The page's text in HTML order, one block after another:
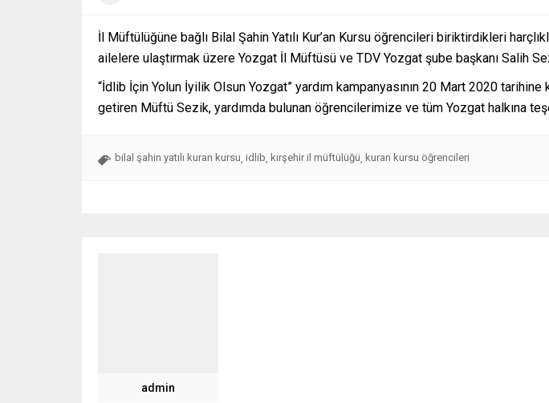
İl Müftülüğüne bağlı Bilal Şahin Yatılı Kur’an Kursu öğrencileri biriktirdikleri
ailelere ulaştırmak üzere Yozgat İl Müftüsü ve TDV Yozgat şube başkanı Salih
“İdlib İçin Yolun İyilik Olsun Yozgat” yardım kampanyasının 20 Mart 2020
getiren Müftü Sezik, yardımda bulunan öğrencilerimize ve tüm Yozgat halkına
bilal şahin yatılı kuran kursu, idlib, kırşehir il müftülüğü, kuran kursu öğrencileri
admin